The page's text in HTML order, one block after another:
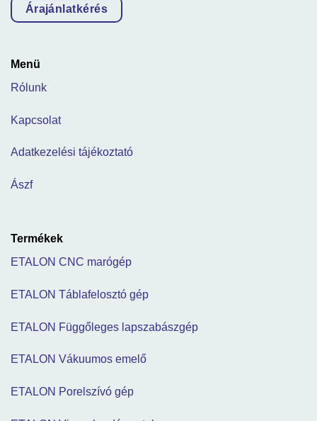
Árajánlatkérés
Menü
Rólunk
Kapcsolat
Adatkezelési tájékoztató
Ászf
Termékek
ETALON CNC marógép
ETALON Táblafelosztó gép
ETALON Függőleges lapszabászgép
ETALON Vákuumos emelő
ETALON Porelszívó gép